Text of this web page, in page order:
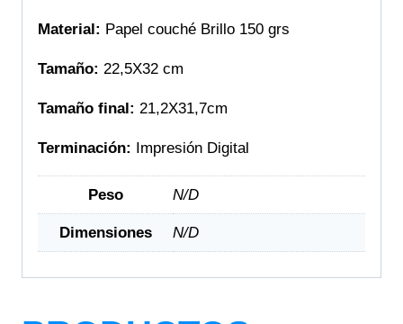
Material: Papel couché Brillo 150 grs
Tamaño: 22,5X32 cm
Tamaño final: 21,2X31,7cm
Terminación: Impresión Digital
Peso N/D
Dimensiones N/D